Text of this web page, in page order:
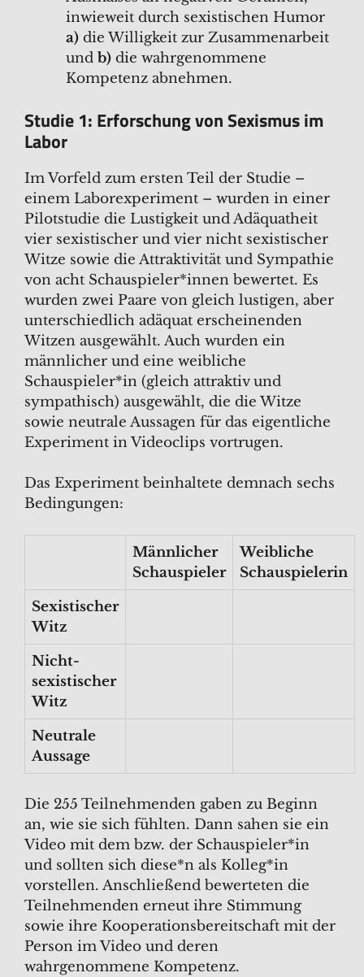
inwieweit durch sexistischen Humor
a) die Willigkeit zur Zusammenarbeit
und b) die wahrgenommene
Kompetenz abnehmen.
Studie 1: Erforschung von Sexismus im
Labor
Im Vorfeld zum ersten Teil der Studie –
einem Laborexperiment – wurden in einer
Pilotstudie die Lustigkeit und Adäquatheit
vier sexistischer und vier nicht sexistischer
Witze sowie die Attraktivität und Sympathie
von acht Schauspieler*innen bewertet. Es
wurden zwei Paare von gleich lustigen, aber
unterschiedlich adäquat erscheinenden
Witzen ausgewählt. Auch wurden ein
männlicher und eine weibliche
Schauspieler*in (gleich attraktiv und
sympathisch) ausgewählt, die die Witze
sowie neutrale Aussagen für das eigentliche
Experiment in Videoclips vortrugen.
Das Experiment beinhaltete demnach sechs
Bedingungen:
Männlicher
Schauspieler
Weibliche
Schauspielerin
Sexistischer
Witz
Nicht-
sexistischer
Witz
Neutrale
Aussage
Die 255 Teilnehmenden gaben zu Beginn
an, wie sie sich fühlten. Dann sahen sie ein
Video mit dem bzw. der Schauspieler*in
und sollten sich diese*n als Kolleg*in
vorstellen. Anschließend bewerteten die
Teilnehmenden erneut ihre Stimmung
sowie ihre Kooperationsbereitschaft mit der
Person im Video und deren
wahrgenommene Kompetenz.